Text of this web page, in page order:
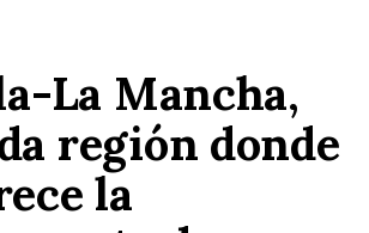
La Mancha,
región donde
la